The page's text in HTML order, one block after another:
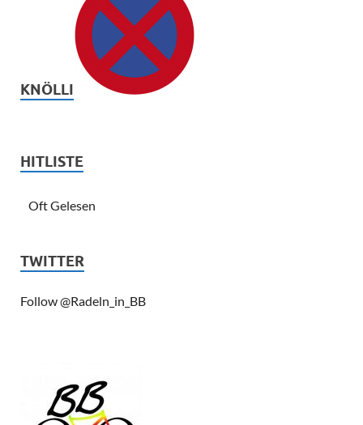
KNÖLLI
HITLISTE
Oft Gelesen
TWITTER
Follow @Radeln_in_BB